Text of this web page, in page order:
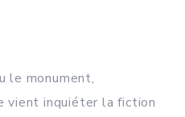
le monument,
vient inquiéter la fiction